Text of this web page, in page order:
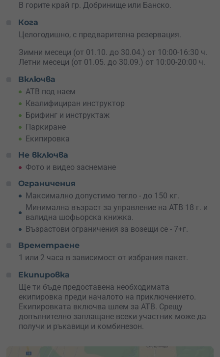
далеч от планината!
В горите край гр. Добринище или Банско.
Кога
Целогодишно, с предварителна резервация.
Зимни месеци (от 01.10. до 30.04.) от 10:00-16:30 ч.
Летни месеци (от 01.05. до 30.09.) от 10:00-20:00 ч.
Включва
АТВ под наем
Квалифициран инструктор
Брифинг и инструктаж
Паркиране
Екипировка
Не включва
Фото и видео заснемане
Ограничения
Максимално допустимо тегло - до 150 кг.
Минимална възраст за управление на АТВ 18 г. и
валидна шофьорска книжка.
Възрастови ограничения за возещи се - 7+г.
Времетраене
1 или 2 часа в зависимост от избрания пакет.
Екипировка
Ще ти бъде предоставена необходимата
екипировка преди началото на приключението.
Екипировката включва шлем за АТВ. Срещу
допълнително заплащане всеки участник може да
получи и ръкавици и комбинезон.